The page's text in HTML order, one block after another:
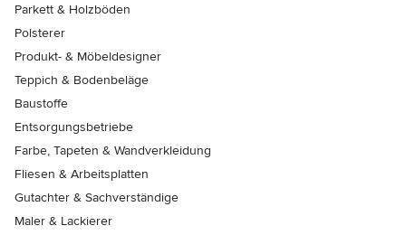
Parkett & Holzböden
Polsterer
Produkt- & Möbeldesigner
Teppich & Bodenbeläge
Baustoffe
Entsorgungsbetriebe
Farbe, Tapeten & Wandverkleidung
Fliesen & Arbeitsplatten
Gutachter & Sachverständige
Maler & Lackierer